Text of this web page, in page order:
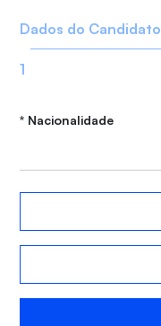
Dados do Candidato
1
Nacionalidade